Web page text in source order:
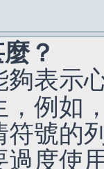
？
夠表示
，例如
號的
度使